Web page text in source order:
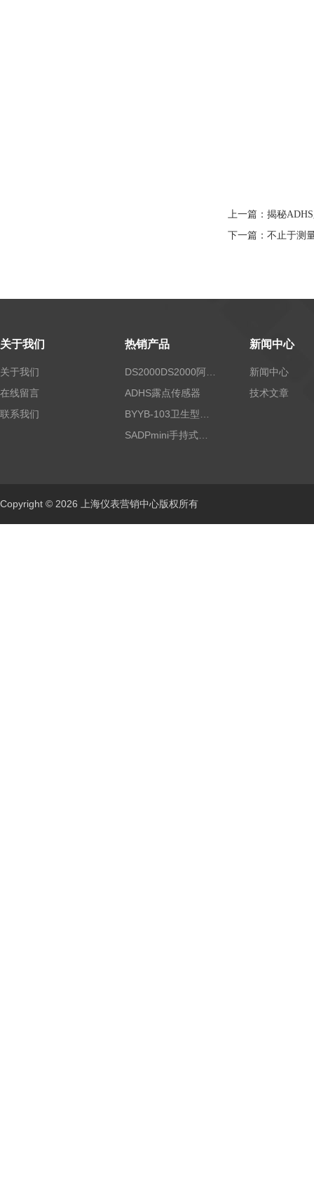
上一篇： 揭秘
下一篇： 不止于测
关于我们
关于我们
在线留言
联系我们
热销产品
ADHS露点传感器
新闻中心
新闻中心
技术文章
Copyright © 2026 上海仪表营销中心版权所有